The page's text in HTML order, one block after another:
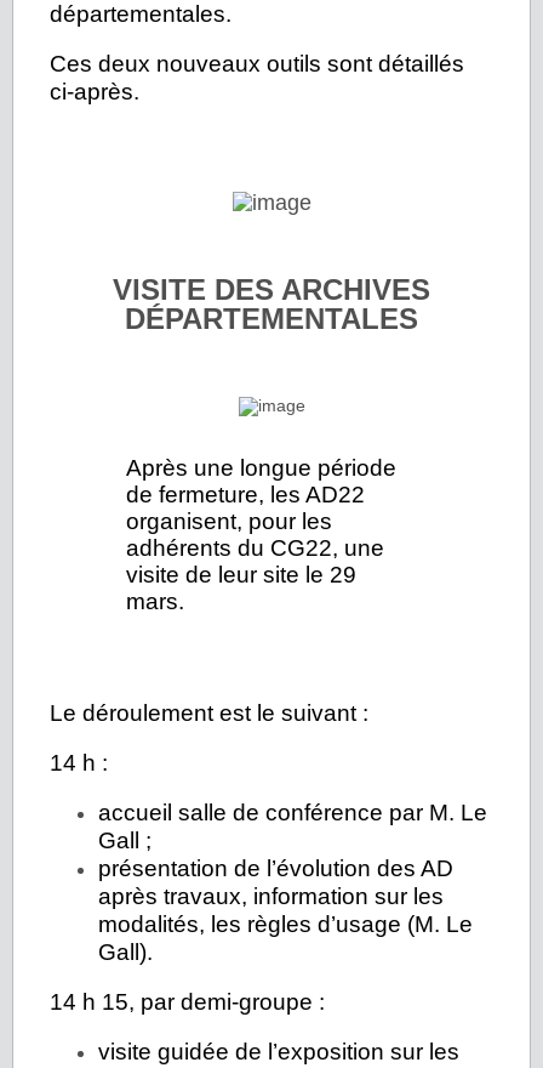
départementales.
Ces deux nouveaux outils sont détaillés
ci-après.
VISITE DES ARCHIVES
DÉPARTEMENTALES
Après une longue période
de fermeture, les AD22
organisent, pour les
adhérents du CG22, une
visite de leur site le 29
mars.
Le déroulement est le suivant :
14 h :
accueil salle de conférence par M. Le
Gall ;
présentation de l’évolution des AD
après travaux, information sur les
modalités, les règles d’usage (M. Le
Gall).
14 h 15, par demi-groupe :
visite guidée de l’exposition sur les